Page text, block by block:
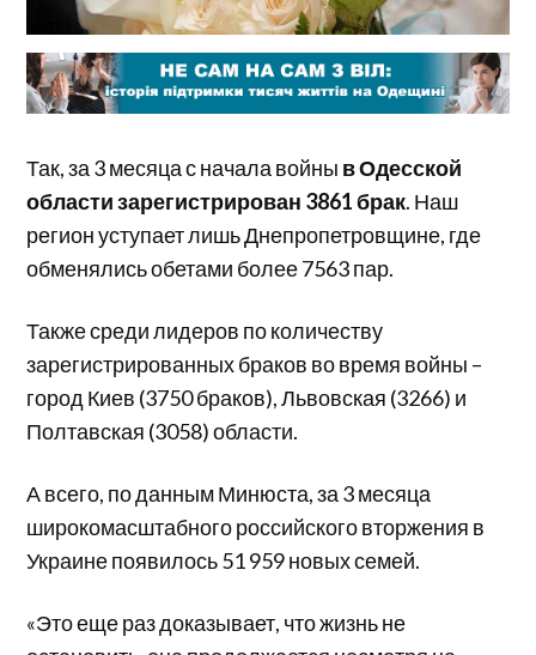
Так, за 3 месяца с начала войны в Одесской
области зарегистрирован 3861 брак. Наш
регион уступает лишь Днепропетровщине, где
обменялись обетами более 7563 пар.
Также среди лидеров по количеству
зарегистрированных браков во время войны –
город Киев (3750 браков), Львовская (3266) и
Полтавская (3058) области.
А всего, по данным Минюста, за 3 месяца
широкомасштабного российского вторжения в
Украине появилось 51 959 новых семей.
«Это еще раз доказывает, что жизнь не